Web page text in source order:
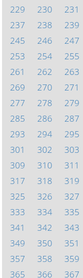
229
230 231
237
238 239
245
246 247
253
254 255
261
262 263
269
270 271
277
278 279
285
286 287
293
294 295
301
302 303
309
310 311
317
318 319
325
326 327
333
334 335
341
342 343
349
350 351
357
358 359
365
366 367